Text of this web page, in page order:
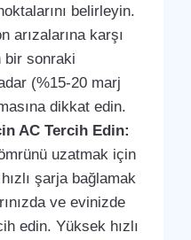
belirleyin.
arızalarına karşı
bir sonraki
(%15-20 marj
dikkat edin.
AC Tercih Edin:
uzatmak için
şarja bağlamak
ve evinizde
edin. Yüksek hızlı